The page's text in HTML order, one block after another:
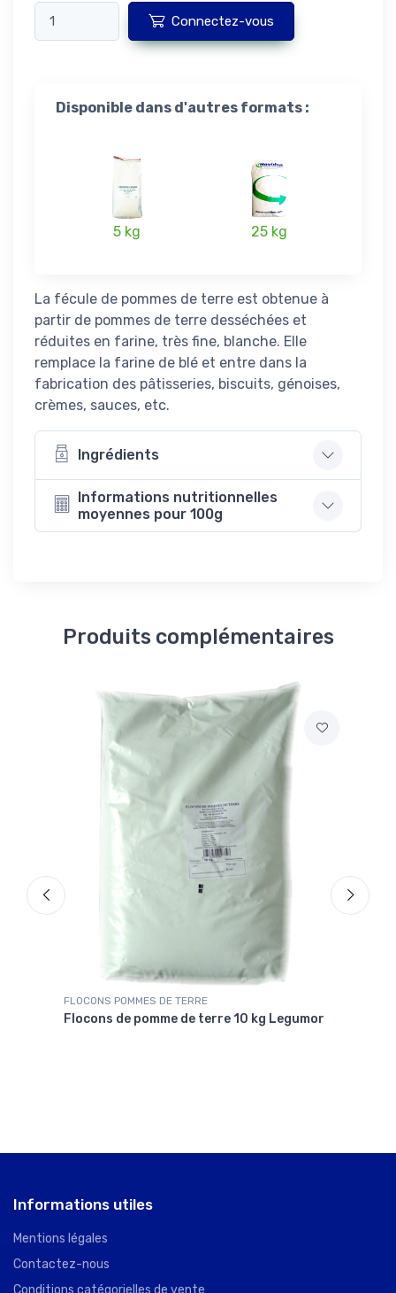
Connectez-vous
Disponible dans d'autres formats :
5 kg 25 kg
La fécule de pommes de terre est obtenue à
partir de pommes de terre desséchées et
réduites en farine, très fine, blanche. Elle
remplace la farine de blé et entre dans la
fabrication des pâtisseries, biscuits, génoises,
crèmes, sauces, etc.
Ingrédients
Informations nutritionnelles
moyennes pour 100g
Produits complémentaires
FLOCONS POMMES DE TERRE
Flocons de pomme de terre 10 kg Legumor
Informations utiles
Mentions légales
Contactez-nous
Conditions catégorielles de vente